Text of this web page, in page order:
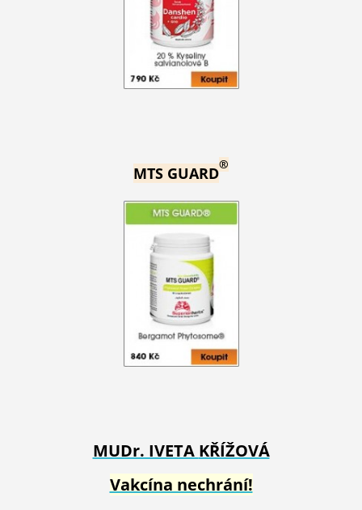
MTS GUARD®
MUDr. IVETA KŘÍŽOVÁ
Vakcína nechrání!